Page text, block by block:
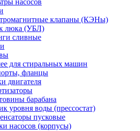
насосов
клапаны (КЭНы)
люка (УБЛ)
сливные
для стиральных машин
фланцы
двигателя
барабана
уровня воды (прессостат)
пусковые
насосов (корпусы)